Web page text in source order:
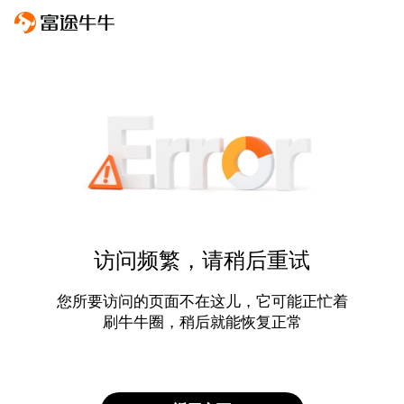
访问频繁，请稍后重试
您所要访问的页面不在这儿，它可能正忙着
刷牛牛圈，稍后就能恢复正常